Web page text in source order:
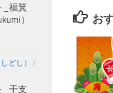
お
_福箕
）
どし）
/
干支_